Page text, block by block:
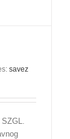
savez